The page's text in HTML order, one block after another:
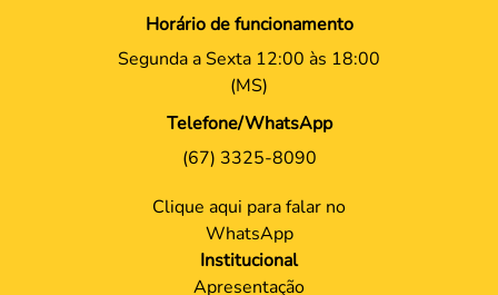
Horário de funcionamento
Segunda a Sexta 12:00 às 18:00
(MS)
Telefone/WhatsApp
(67) 3325-8090
Clique aqui para falar no
WhatsApp
Institucional
Apresentação